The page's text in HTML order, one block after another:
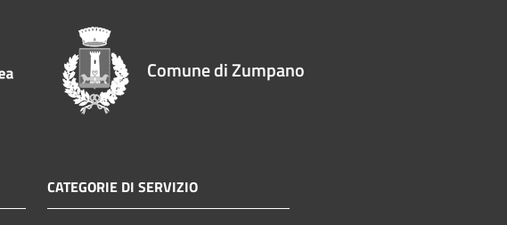
Comune di Zumpano
CATEGORIE DI SERVIZIO